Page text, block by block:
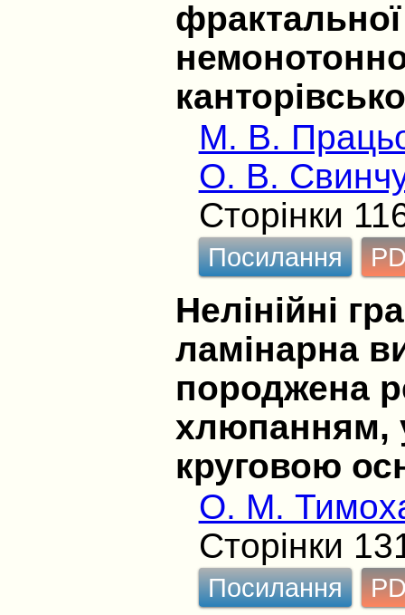
М. В.
О. В.
Сторінки
Посилання
Нелінійні
ламінарна
породжена
хлюпанням,
круговою
О. М.
Сторінки
Посилання